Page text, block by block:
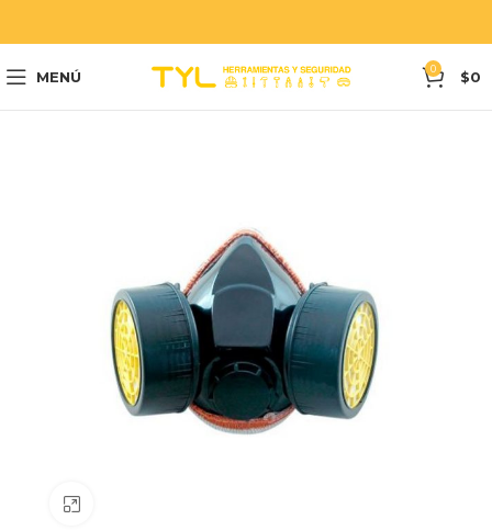
MENÚ 0 $0